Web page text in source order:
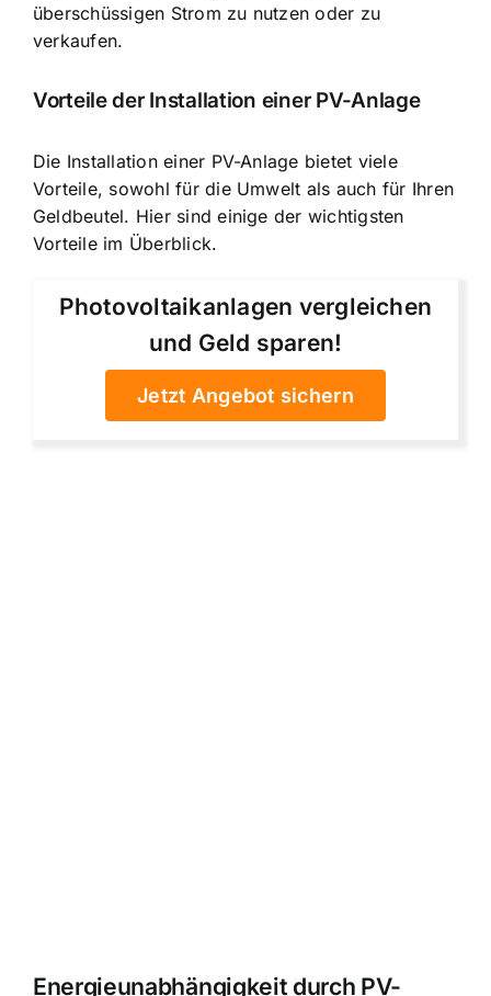
überschüssigen Strom zu nutzen oder zu
verkaufen.
Vorteile der Installation einer PV-Anlage
Die Installation einer PV-Anlage bietet viele
Vorteile, sowohl für die Umwelt als auch für Ihren
Geldbeutel. Hier sind einige der wichtigsten
Vorteile im Überblick.
Photovoltaikanlagen vergleichen
und Geld sparen!
Jetzt Angebot sichern
Energieunabhängigkeit durch PV-